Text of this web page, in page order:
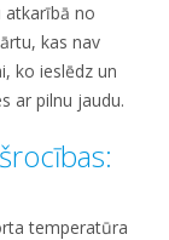
atkarībā no
kas nav
ko ieslēdz un
ar pilnu jaudu.
temperatūra